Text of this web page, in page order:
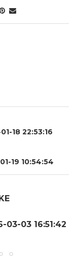
01-18 22:53:16
01-19 10:54:54
03-03 16:51:42